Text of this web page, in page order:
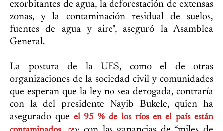
exorbitantes de agua, la deforestación de extensas
zonas, y la contaminación residual de suelos,
fuentes de agua y aire", aseguró la Asamblea
General.
La postura de la UES, como el de otras
organizaciones de la sociedad civil y comunidades
que esperan que la ley no sea derogada, contraría
con la del presidente Nayib Bukele, quien ha
asegurado que el 95 % de los ríos en el país están